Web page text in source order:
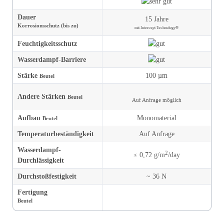
Dauer
Korrosions­schutz (bis zu)
15 Jahre
mit Intercept Technology®
Feuchtigkeits­schutz
Wasserdampf-Barriere
Stärke Beutel 100 µm
Andere Stärken Beutel
Auf Anfrage möglich
Aufbau Beutel Monomaterial
Temperatur­beständigkeit Auf Anfrage
Wasserdampf-
Durchlässigkeit
≤ 0,72 g/m2/day
Durchstoß­festigkeit ~ 36 N
Fertigung
Beutel